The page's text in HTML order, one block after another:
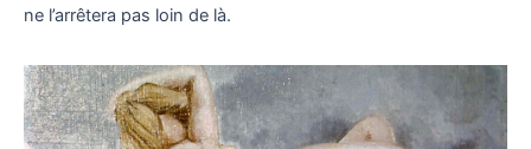
ne l’arrêtera pas loin de là.